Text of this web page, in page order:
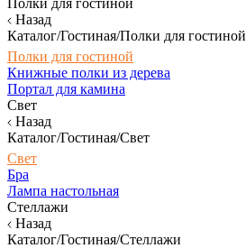
Полки для гостиной
Назад
Каталог/Гостиная/Полки для гостиной
Полки для гостиной
Книжные полки из дерева
Портал для камина
Свет
Назад
Каталог/Гостиная/Свет
Свет
Бра
Лампа настольная
Стеллажи
Назад
Каталог/Гостиная/Стеллажи